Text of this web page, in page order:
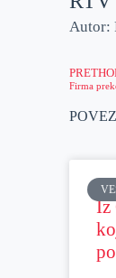
Autor:
Firma
Iz